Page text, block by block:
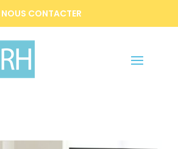
NOUS CONTACTER